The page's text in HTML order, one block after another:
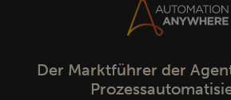
Der Marktführer der